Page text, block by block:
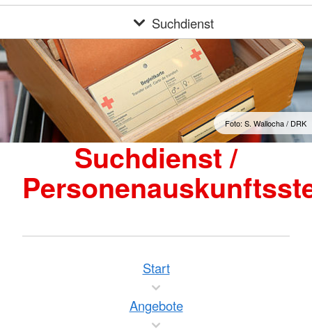
Suchdienst
Foto: S. Wallocha / DRK
Suchdienst /
Start
Angebote